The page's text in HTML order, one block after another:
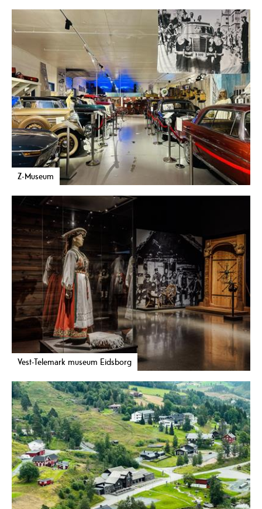
Z-Museum
Vest-Telemark museum Eidsborg